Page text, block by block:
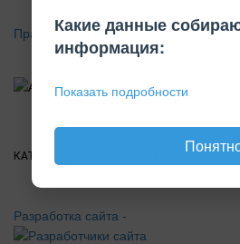
Правила возврата
КАТАЛОГ ВАКАНСИИ
Разработка сайта -
Какие данные
информация:
Показать подробности